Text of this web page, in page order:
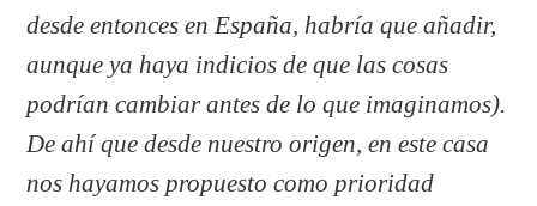
desde entonces en España, habría que añadir,
aunque ya haya indicios de que las cosas
podrían cambiar antes de lo que imaginamos).
De ahí que desde nuestro origen, en este casa
nos hayamos propuesto como prioridad